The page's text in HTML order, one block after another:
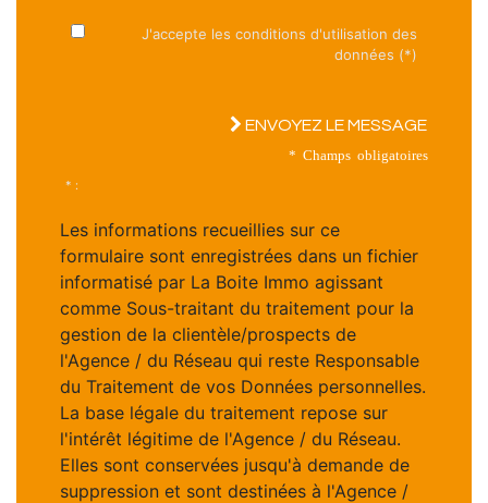
J'accepte les conditions d'utilisation des
données (*)
ENVOYEZ LE MESSAGE
* Champs obligatoires
* :
Les informations recueillies sur ce
formulaire sont enregistrées dans un fichier
informatisé par La Boite Immo agissant
comme Sous-traitant du traitement pour la
gestion de la clientèle/prospects de
l'Agence / du Réseau qui reste Responsable
du Traitement de vos Données personnelles.
La base légale du traitement repose sur
l'intérêt légitime de l'Agence / du Réseau.
Elles sont conservées jusqu'à demande de
suppression et sont destinées à l'Agence /